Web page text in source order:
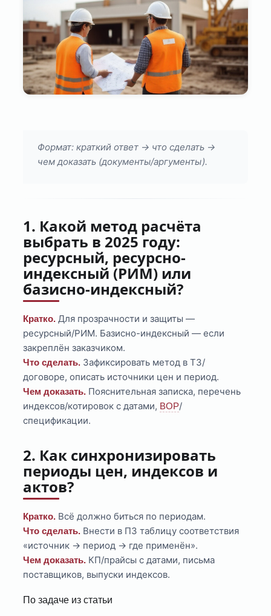
Формат: краткий ответ → что сделать →
чем доказать (документы/аргументы).
1. Какой метод расчёта
выбрать в 2025 году:
ресурсный, ресурсно-
индексный (РИМ) или
базисно-индексный?
Кратко. Для прозрачности и защиты —
ресурсный/РИМ. Базисно-индексный — если
закреплён заказчиком.
Что сделать. Зафиксировать метод в ТЗ/
договоре, описать источники цен и период.
Чем доказать. Пояснительная записка, перечень
индексов/котировок с датами, ВОР/
спецификации.
2. Как синхронизировать
периоды цен, индексов и
актов?
Кратко. Всё должно биться по периодам.
Что сделать. Внести в ПЗ таблицу соответствия
«источник → период → где применён».
Чем доказать. КП/прайсы с датами, письма
поставщиков, выпуски индексов.
По задаче из статьи